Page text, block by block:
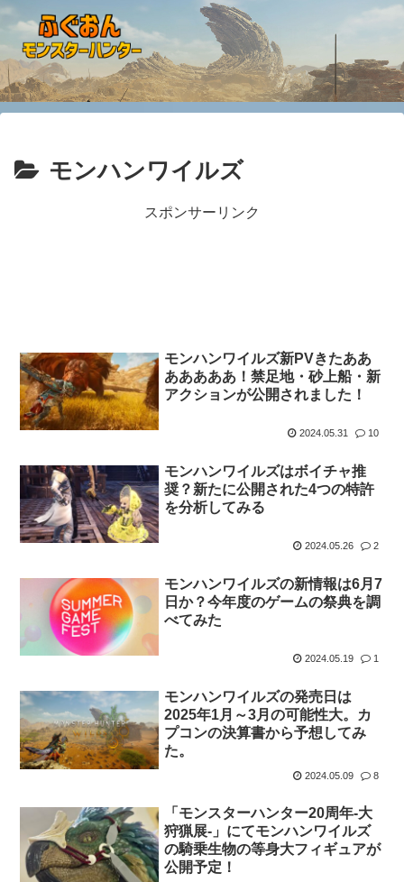
モンハンワイルズ
スポンサーリンク
モンハンワイルズ新PVきたああ
あああああ！禁足地・砂上船・新
アクションが公開されました！
2024.05.31 10
モンハンワイルズはボイチャ推
奨？新たに公開された4つの特許
を分析してみる
2024.05.26 2
モンハンワイルズの新情報は6月7
日か？今年度のゲームの祭典を調
べてみた
2024.05.19 1
モンハンワイルズの発売日は
2025年1月～3月の可能性大。カ
プコンの決算書から予想してみ
た。
2024.05.09 8
「モンスターハンター20周年-大
狩猟展-」にてモンハンワイルズ
の騎乗生物の等身大フィギュアが
公開予定！